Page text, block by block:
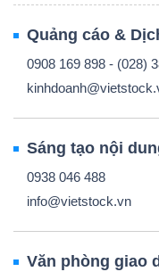
Quảng cáo &
0908 169 898 - (028)
Sáng tạo nội
0938 046 488
info@vietstock.vn
Văn phòng giao